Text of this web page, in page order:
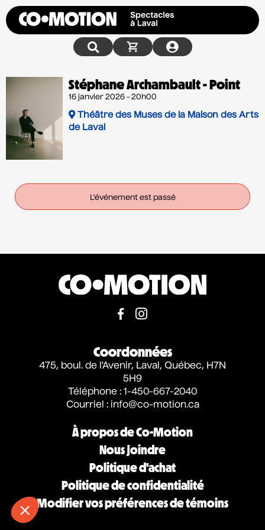
Stéphane Archambault - Point
16 janvier 2026 - 20h00
Théâtre des Muses de la Maison des Arts
de Laval
L'événement est passé
Coordonnées
475, boul. de l’Avenir, Laval, Québec, H7N
5H9
Téléphone : 1-450-667-2040
Courriel : info@co-motion.ca
À propos de Co-Motion
Nous joindre
Politique d'achat
Politique de confidentialité
Modifier vos préférences de témoins